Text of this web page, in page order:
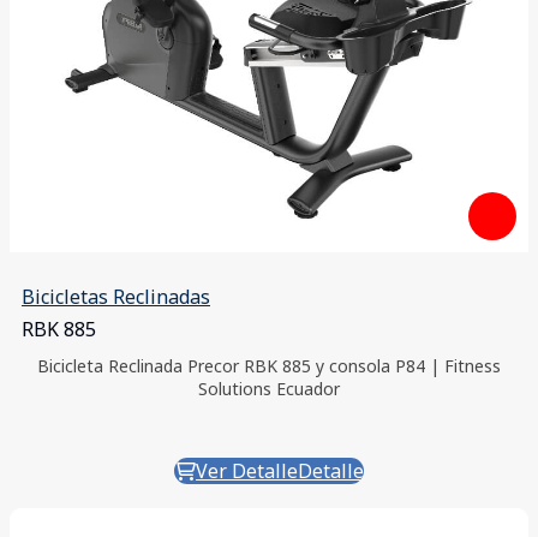
Bicicletas Reclinadas
RBK 885
Bicicleta Reclinada Precor RBK 885 y consola P84 | Fitness
Solutions Ecuador
Ver DetalleDetalle